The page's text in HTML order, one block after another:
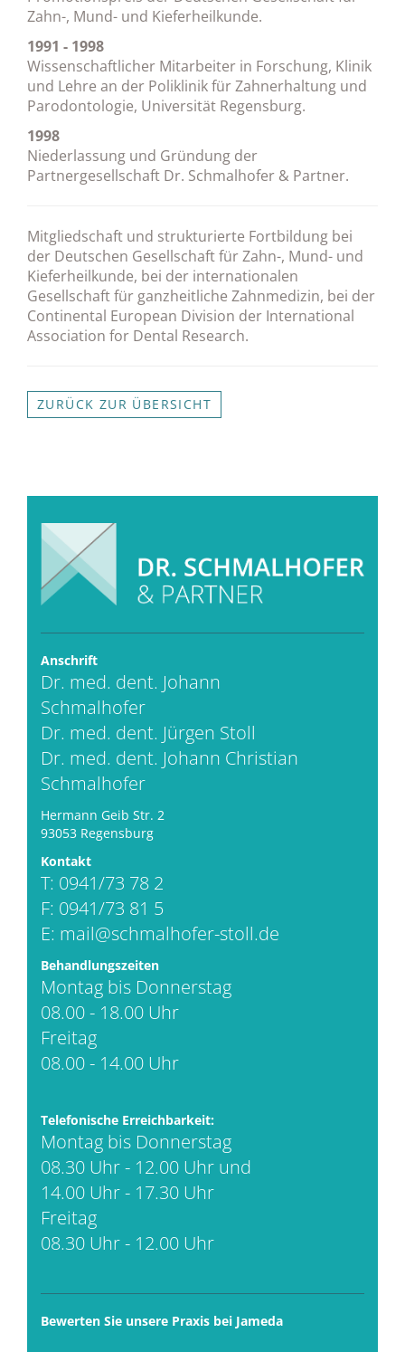
Zahn-, Mund- und Kieferheilkunde.
1991 - 1998
Wissenschaftlicher Mitarbeiter in Forschung, Klinik
und Lehre an der Poliklinik für Zahnerhaltung und
Parodontologie, Universität Regensburg.
1998
Niederlassung und Gründung der
Partnergesellschaft Dr. Schmalhofer & Partner.
Mitgliedschaft und strukturierte Fortbildung bei
der Deutschen Gesellschaft für Zahn-, Mund- und
Kieferheilkunde, bei der internationalen
Gesellschaft für ganzheitliche Zahnmedizin, bei der
Continental European Division der International
Association for Dental Research.
ZURÜCK ZUR ÜBERSICHT
Anschrift
Dr. med. dent. Johann
Schmalhofer
Dr. med. dent. Jürgen Stoll
Dr. med. dent. Johann Christian
Schmalhofer
Hermann Geib Str. 2
93053 Regensburg
Kontakt
T: 0941/73 78 2
F: 0941/73 81 5
E: mail@schmalhofer-stoll.de
Behandlungszeiten
Montag bis Donnerstag
08.00 - 18.00 Uhr
Freitag
08.00 - 14.00 Uhr
Telefonische Erreichbarkeit:
Montag bis Donnerstag
08.30 Uhr - 12.00 Uhr und
14.00 Uhr - 17.30 Uhr
Freitag
08.30 Uhr - 12.00 Uhr
Bewerten Sie unsere Praxis bei Jameda